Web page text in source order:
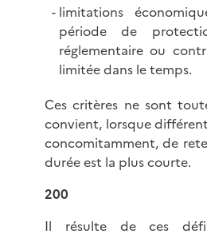
limitations
période de
réglementaire ou
limitée dans le temps.
Ces critères ne sont
convient, lorsque
concomitamment, de
durée est la plus courte.
200
Il résulte de ces